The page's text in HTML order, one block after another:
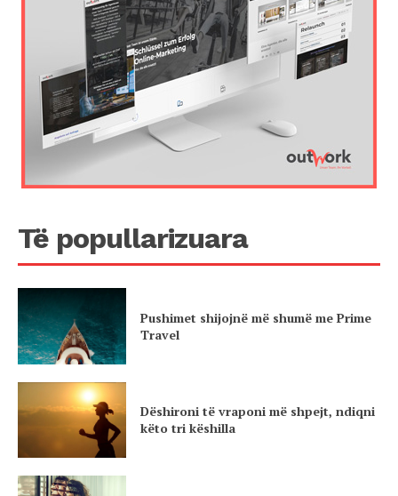
Të popullarizuara
Pushimet shijojnë më shumë me Prime
Travel
Dëshironi të vraponi më shpejt, ndiqni
këto tri këshilla